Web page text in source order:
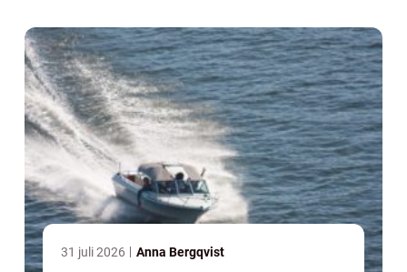
31 juli 2026 Anna Bergqvist